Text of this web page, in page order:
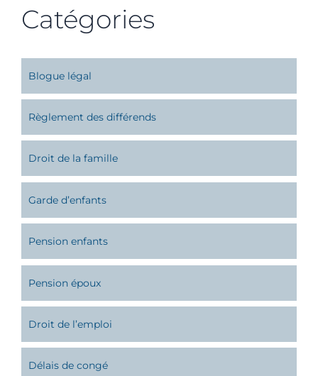
Catégories
Blogue légal
Règlement des différends
Droit de la famille
Garde d’enfants
Pension enfants
Pension époux
Droit de l’emploi
Délais de congé